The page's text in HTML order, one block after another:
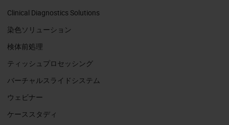
Clinical Diagnostics Solutions
染色ソリューション
検体前処理
ティッシュプロセッシング
バーチャルスライドシステム
ウェビナー
ケーススタディ